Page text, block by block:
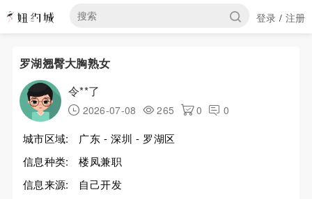
登录 / 注册
罗湖翘臀大胸熟女
令**了
2026-07-08 265 0 0
城市区域:
广东 - 深圳 - 罗湖区
信息种类:
楼凤兼职
信息来源:
自己开发